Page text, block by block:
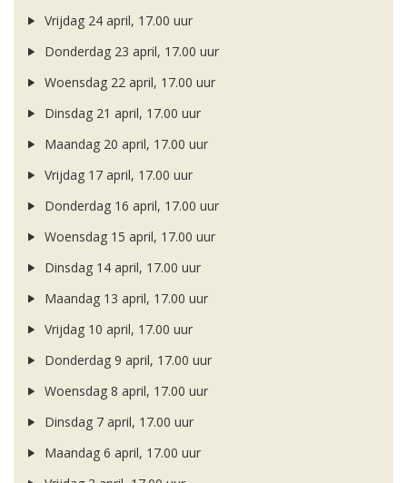
Vrijdag 24 april, 17.00 uur
Donderdag 23 april, 17.00 uur
Woensdag 22 april, 17.00 uur
Dinsdag 21 april, 17.00 uur
Maandag 20 april, 17.00 uur
Vrijdag 17 april, 17.00 uur
Donderdag 16 april, 17.00 uur
Woensdag 15 april, 17.00 uur
Dinsdag 14 april, 17.00 uur
Maandag 13 april, 17.00 uur
Vrijdag 10 april, 17.00 uur
Donderdag 9 april, 17.00 uur
Woensdag 8 april, 17.00 uur
Dinsdag 7 april, 17.00 uur
Maandag 6 april, 17.00 uur